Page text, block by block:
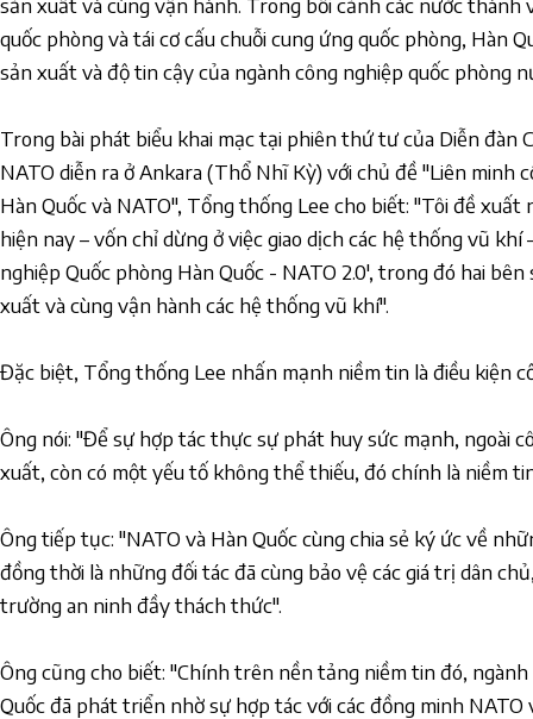
quốc phòng và tái cơ cấu chuỗi cung ứng quốc phòng, Hàn
sản xuất và độ tin cậy của ngành công nghiệp quốc phòng
Trong bài phát biểu khai mạc tại phiên thứ tư của Diễn đàn
NATO diễn ra ở Ankara (Thổ Nhĩ Kỳ) với chủ đề "Liên minh
Hàn Quốc và NATO", Tổng thống Lee cho biết: "Tôi đề xuất
hiện nay – vốn chỉ dừng ở việc giao dịch các hệ thống vũ khí
nghiệp Quốc phòng Hàn Quốc - NATO 2.0', trong đó hai
xuất và cùng vận hành các hệ thống vũ khí".
Đặc biệt, Tổng thống Lee nhấn mạnh niềm tin là điều kiện
Ông nói: "Để sự hợp tác thực sự phát huy sức mạnh, ngoài
xuất, còn có một yếu tố không thể thiếu, đó chính là niềm
Ông tiếp tục: "NATO và Hàn Quốc cùng chia sẻ ký ức về
đồng thời là những đối tác đã cùng bảo vệ các giá trị dân
trường an ninh đầy thách thức".
Ông cũng cho biết: "Chính trên nền tảng niềm tin đó,
Quốc đã phát triển nhờ sự hợp tác với các đồng minh